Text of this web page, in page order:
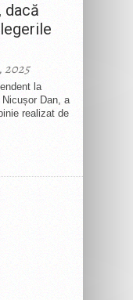
dacă
2025
la
Dan, a
realizat de